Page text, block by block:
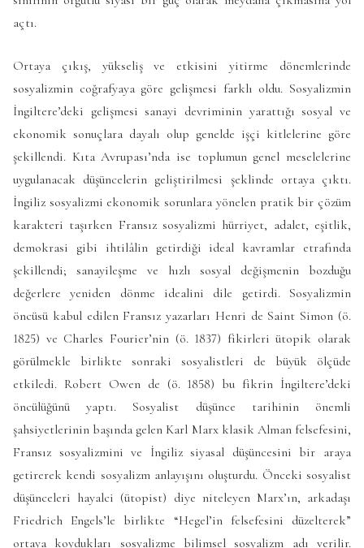
açtı.
Ortaya çıkış, yükseliş ve etkisini yitirme dönemlerinde
sosyalizmin coğrafyaya göre gelişmesi farklı oldu. Sosyalizmin
İngiltere’deki gelişmesi sanayi devriminin yarattığı sosyal ve
ekonomik sonuçlara dayalı olup genelde işçi kitlelerine göre
şekillendi. Kıta Avrupası’nda ise toplumun genel meselelerine
uygulanacak düşüncelerin geliştirilmesi şeklinde ortaya çıktı.
İngiliz sosyalizmi ekonomik sorunlara yönelen pratik bir çözüm
karakteri taşırken Fransız sosyalizmi hürriyet, adalet, eşitlik,
demokrasi gibi ihtilâlin getirdiği ideal kavramlar etrafında
şekillendi; sanayileşme ve hızlı sosyal değişmenin bozduğu
değerlere yeniden dönme idealini dile getirdi. Sosyalizmin
öncüsü kabul edilen Fransız yazarları Henri de Saint Simon (ö.
1825) ve Charles Fourier’nin (ö. 1837) fikirleri ütopik olarak
görülmekle birlikte sonraki sosyalistleri de büyük ölçüde
etkiledi. Robert Owen de (ö. 1858) bu fikrin İngiltere’deki
öncülüğünü yaptı. Sosyalist düşünce tarihinin önemli
şahsiyetlerinin başında gelen Karl Marx klasik Alman felsefesini,
Fransız sosyalizmini ve İngiliz siyasal düşüncesini bir araya
getirerek kendi sosyalizm anlayışını oluşturdu. Önceki sosyalist
düşünceleri hayalci (ütopist) diye niteleyen Marx’ın, arkadaşı
Friedrich Engels’le birlikte “Hegel’in felsefesini düzelterek”
ortaya koydukları sosyalizme bilimsel sosyalizm adı verilir.